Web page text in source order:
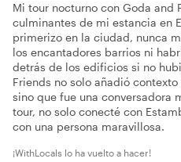
Mi tour nocturno con Goda and
culminantes de mi estancia en
primerizo en la ciudad, nunca
los encantadores barrios ni
detrás de los edificios si no
Friends no solo añadió
sino que fue una conversadora
tour, no solo conecté con
con una persona maravillosa.
¡WithLocals lo ha vuelto a hacer!